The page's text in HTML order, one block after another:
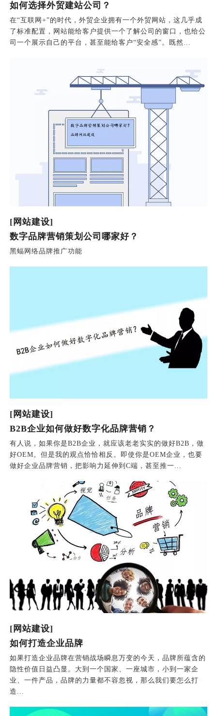
如何选择外贸建站公司？
在“互联网+”的时代，外贸企业拥有一个外贸网站，这几乎成
了标准配置，网站能给客户提供一个了解公司的窗口，也给公
司一个展示自己的平台，甚至能给客户“安全感”。既然...
[网站建设]
数字品牌营销策划公司哪家好？
黑蝠网络品牌推广功能
[网站建设]
B2B企业如何做好数字化品牌营销？
有人说，如果你是B2B企业，就应该老老实实的做好B2B，做
好OEM。但是我的观点恰恰相反。即使你是OEM企业，也要
做好企业品牌营销，把影响力延伸到C端，甚至推一...
[网站建设]
如何打造企业品牌
如果打造企业品牌在营销战场瞬息万变的今天，品牌所蕴含的
隐性价值日益凸显。大到一个国家、一座城市，小到一家企
业、一件产品，品牌的力量都不容忽视，那么我们要怎么打
造...